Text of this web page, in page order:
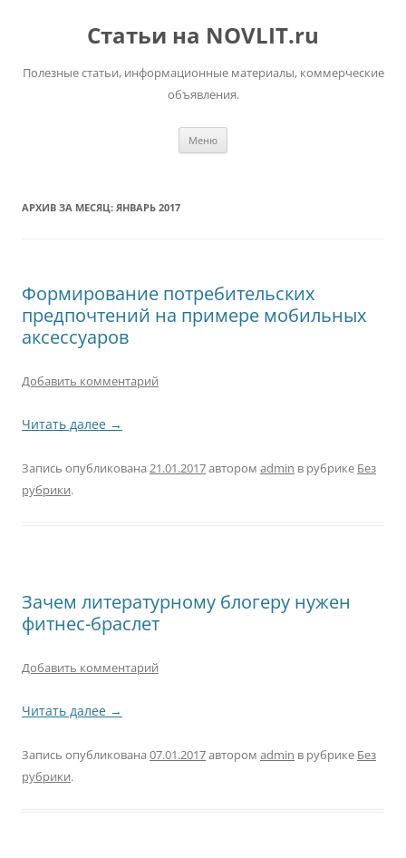
содержимомуСтатьи на NOVLIT.ru
Полезные статьи, информационные материалы, коммерческие
объявления.
Меню
АРХИВ ЗА МЕСЯЦ: ЯНВАРЬ 2017
Формирование потребительских
предпочтений на примере мобильных
аксессуаров
Добавить комментарий
Читать далее →
Запись опубликована 21.01.2017автором admin в рубрике Без
рубрики.
Зачем литературному блогеру нужен
фитнес-браслет
Добавить комментарий
Читать далее →
Запись опубликована 07.01.2017автором admin в рубрике Без
рубрики.